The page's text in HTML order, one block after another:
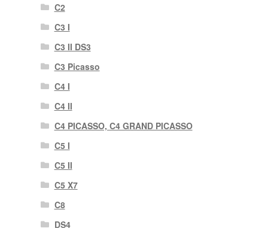
C2
C3 I
C3 II DS3
C3 Picasso
C4 I
C4 II
C4 PICASSO, C4 GRAND PICASSO
C5 I
C5 II
C5 X7
C8
DS4